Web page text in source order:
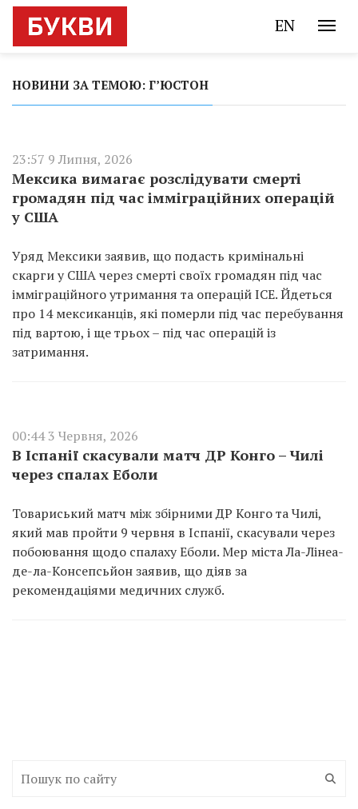
EN
НОВИНИ ЗА ТЕМОЮ: Г’ЮСТОН
23:57 9 Липня, 2026
Мексика вимагає розслідувати смерті
громадян під час імміграційних операцій
у США
Уряд Мексики заявив, що подасть кримінальні
скарги у США через смерті своїх громадян під час
імміграційного утримання та операцій ICE. Йдеться
про 14 мексиканців, які померли під час перебування
під вартою, і ще трьох – під час операцій із
затримання.
00:44 3 Червня, 2026
В Іспанії скасували матч ДР Конго – Чилі
через спалах Еболи
Товариський матч між збірними ДР Конго та Чилі,
який мав пройти 9 червня в Іспанії, скасували через
побоювання щодо спалаху Еболи. Мер міста Ла-Лінеа-
де-ла-Консепсьйон заявив, що діяв за
рекомендаціями медичних служб.